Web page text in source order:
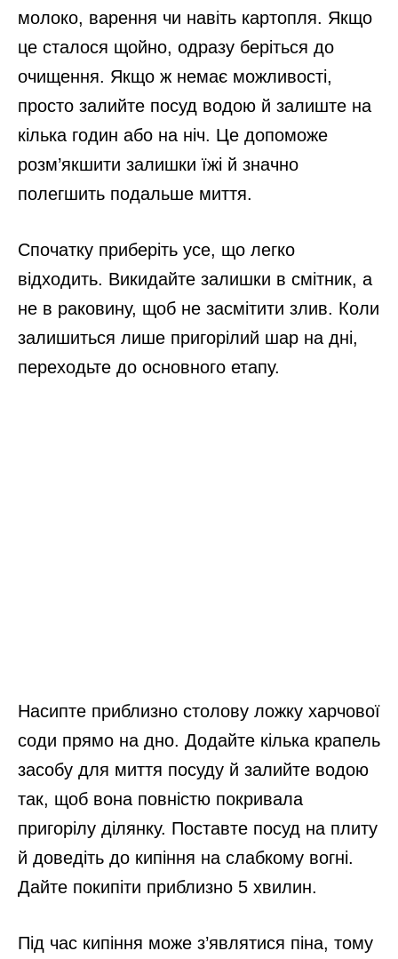
молоко, варення чи навіть картопля. Якщо
це сталося щойно, одразу беріться до
очищення. Якщо ж немає можливості,
просто залийте посуд водою й залиште на
кілька годин або на ніч. Це допоможе
розм’якшити залишки їжі й значно
полегшить подальше миття.
Спочатку приберіть усе, що легко
відходить. Викидайте залишки в смітник, а
не в раковину, щоб не засмітити злив. Коли
залишиться лише пригорілий шар на дні,
переходьте до основного етапу.
Насипте приблизно столову ложку харчової
соди прямо на дно. Додайте кілька крапель
засобу для миття посуду й залийте водою
так, щоб вона повністю покривала
пригорілу ділянку. Поставте посуд на плиту
й доведіть до кипіння на слабкому вогні.
Дайте покипіти приблизно 5 хвилин.
Під час кипіння може з’являтися піна, тому